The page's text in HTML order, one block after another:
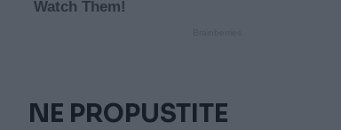
NE PROPUSTITE